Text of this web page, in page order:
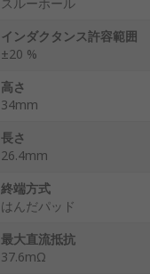
スルーホール
インダクタンス許容範囲
±20 %
高さ
34mm
長さ
26.4mm
終端方式
はんだパッド
最大直流抵抗
37.6mΩ